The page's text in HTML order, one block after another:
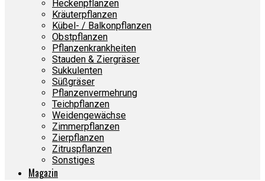
Heckenpflanzen
Kräuterpflanzen
Kübel- / Balkonpflanzen
Obstpflanzen
Pflanzenkrankheiten
Stauden & Ziergräser
Sukkulenten
Süßgräser
Pflanzenvermehrung
Teichpflanzen
Weidengewächse
Zimmerpflanzen
Zierpflanzen
Zitruspflanzen
Sonstiges
Magazin